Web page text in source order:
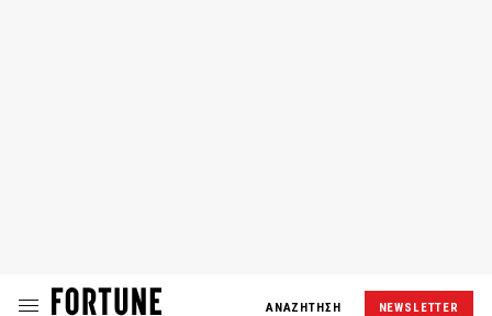
ΑΝΑΖΗΤΗΣΗ NEWSLETTER